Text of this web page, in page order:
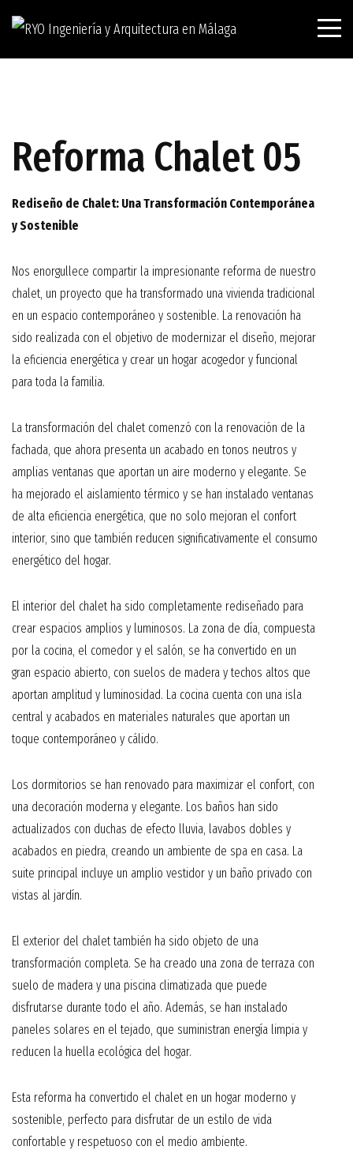
Reforma Chalet 05
Rediseño de Chalet: Una Transformación Contemporánea
y Sostenible
Nos enorgullece compartir la impresionante reforma de nuestro
chalet, un proyecto que ha transformado una vivienda tradicional
en un espacio contemporáneo y sostenible. La renovación ha
sido realizada con el objetivo de modernizar el diseño, mejorar
la eficiencia energética y crear un hogar acogedor y funcional
para toda la familia.
La transformación del chalet comenzó con la renovación de la
fachada, que ahora presenta un acabado en tonos neutros y
amplias ventanas que aportan un aire moderno y elegante. Se
ha mejorado el aislamiento térmico y se han instalado ventanas
de alta eficiencia energética, que no solo mejoran el confort
interior, sino que también reducen significativamente el consumo
energético del hogar.
El interior del chalet ha sido completamente rediseñado para
crear espacios amplios y luminosos. La zona de día, compuesta
por la cocina, el comedor y el salón, se ha convertido en un
gran espacio abierto, con suelos de madera y techos altos que
aportan amplitud y luminosidad. La cocina cuenta con una isla
central y acabados en materiales naturales que aportan un
toque contemporáneo y cálido.
Los dormitorios se han renovado para maximizar el confort, con
una decoración moderna y elegante. Los baños han sido
actualizados con duchas de efecto lluvia, lavabos dobles y
acabados en piedra, creando un ambiente de spa en casa. La
suite principal incluye un amplio vestidor y un baño privado con
vistas al jardín.
El exterior del chalet también ha sido objeto de una
transformación completa. Se ha creado una zona de terraza con
suelo de madera y una piscina climatizada que puede
disfrutarse durante todo el año. Además, se han instalado
paneles solares en el tejado, que suministran energía limpia y
reducen la huella ecológica del hogar.
Esta reforma ha convertido el chalet en un hogar moderno y
sostenible, perfecto para disfrutar de un estilo de vida
confortable y respetuoso con el medio ambiente.